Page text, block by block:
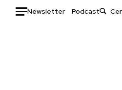
Newsletter Podcast